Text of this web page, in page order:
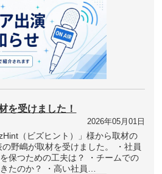
を受けました！
2026年05月01日
（ビズヒント）」様から取材の
野嶋が取材を受けました。 ・社員
保つための工夫は？ ・チームでの
たのか？ ・高い社員…